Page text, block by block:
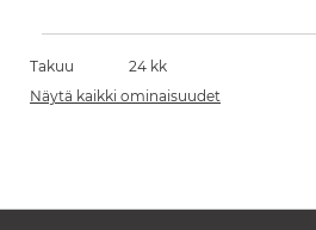
Takuu
24 kk
Näytä kaikki ominaisuudet